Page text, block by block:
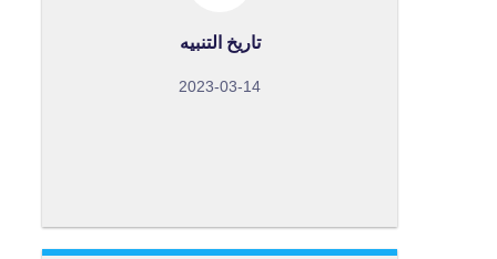
تاريخ التنبيه
2023-03-14